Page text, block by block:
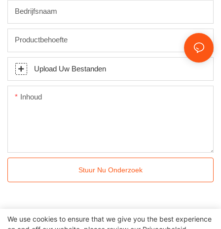
Bedrijfsnaam
Productbehoefte
Upload Uw Bestanden
Inhoud
Stuur Nu Onderzoek
We use cookies to ensure that we give you the best experience